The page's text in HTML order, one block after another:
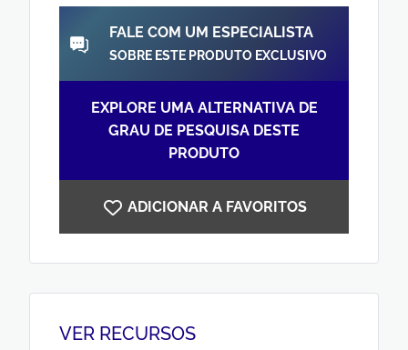
FALE COM UM ESPECIALISTA
SOBRE ESTE PRODUTO EXCLUSIVO
EXPLORE UMA ALTERNATIVA DE
GRAU DE PESQUISA DESTE
PRODUTO
ADICIONAR A FAVORITOS
VER RECURSOS